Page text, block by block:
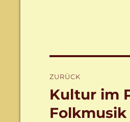
ZURÜCK
Vorheriger
Beitrag:
Kultur im
Folkmusik